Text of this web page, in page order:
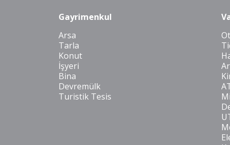
Gayrimenkul
Arsa
Tarla
Konut
İşyeri
Bina
Devremülk
Turistik Tesis